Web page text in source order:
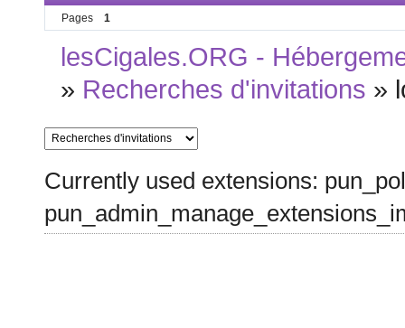
Pages 1
lesCigales.ORG -
» Recherches d'invitations »
Currently used extensions: